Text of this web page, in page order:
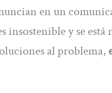
en un
insostenible y se está
al problema,